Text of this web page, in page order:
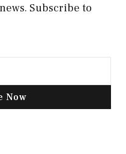
Subscribe to
Now